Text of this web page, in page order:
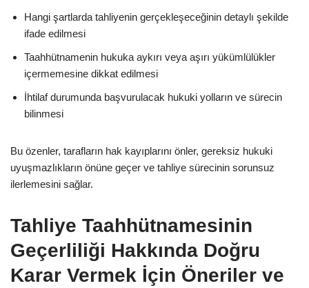
Hangi şartlarda tahliyenin gerçekleşeceğinin detaylı şekilde
ifade edilmesi
Taahhütnamenin hukuka aykırı veya aşırı yükümlülükler
içermemesine dikkat edilmesi
İhtilaf durumunda başvurulacak hukuki yolların ve sürecin
bilinmesi
Bu özenler, tarafların hak kayıplarını önler, gereksiz hukuki
uyuşmazlıkların önüne geçer ve tahliye sürecinin sorunsuz
ilerlemesini sağlar.
Tahliye Taahhütnamesinin
Geçerliliği Hakkında Doğru
Karar Vermek İçin Öneriler ve